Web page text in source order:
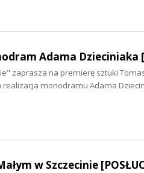
Adama Dzieciniaka
zaprasza na premierę sztuki
realizacja monodramu Adama
w Szczecinie